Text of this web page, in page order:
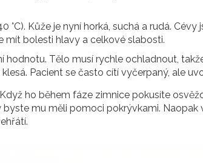
Kůže je nyní horká, suchá a rudá. Cévy
bolesti hlavy a celkové slabosti.
hodnotu. Tělo musí rychle ochladnout,
Pacient se často cítí vyčerpaný, ale
ho během fáze zimnice pokusíte
mu měli pomoci pokrývkami. Naopak